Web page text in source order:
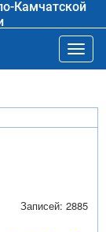
Камчатской
Записей: 2885